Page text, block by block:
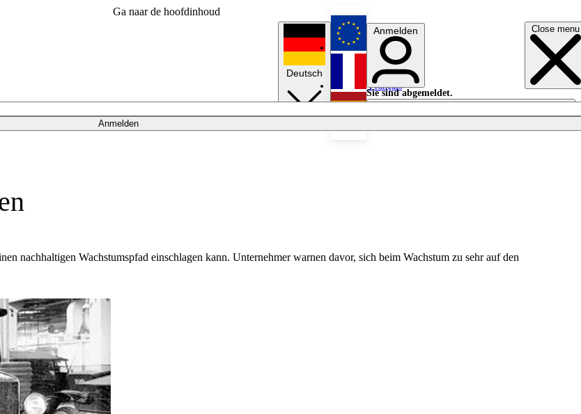
Ga naar de hoofdinhoud
Close menu
Anmelden
Deutsch
English
Français
Anmelden
Sie sind abgemeldet.
Anmelden
Licht aus
nachhaltigen Wachstumspfad einschlagen kann. Unternehmer warnen davor, sich beim Wachstum zu sehr auf den